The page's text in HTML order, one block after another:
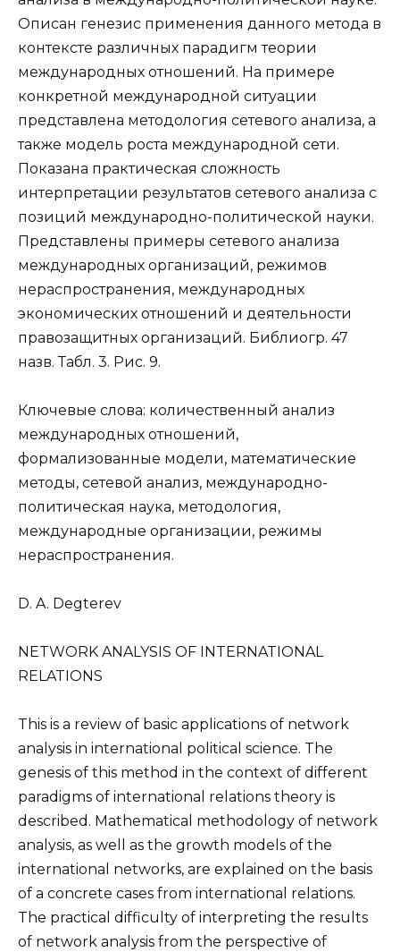
Описан генезис применения данного метода в
контексте различных парадигм теории
международных отношений. На примере
конкретной международной ситуации
представлена методология сетевого анализа, а
также модель роста международной сети.
Показана практическая сложность
интерпретации результатов сетевого анализа с
позиций международно-политической науки.
Представлены примеры сетевого анализа
международных организаций, режимов
нераспространения, международных
экономических отношений и деятельности
правозащитных организаций. Библиогр. 47
назв. Табл. 3. Рис. 9.
Ключевые слова: количественный анализ
международных отношений,
формализованные модели, математические
методы, сетевой анализ, международно-
политическая наука, методология,
международные организации, режимы
нераспространения.
D. A. Degterev
NETWORK ANALYSIS OF INTERNATIONAL
RELATIONS
This is a review of basic applications of network
analysis in international political science. The
genesis of this method in the context of different
paradigms of international relations theory is
described. Mathematical methodology of network
analysis, as well as the growth models of the
international networks, are explained on the basis
of a concrete cases from international relations.
The practical difficulty of interpreting the results
of network analysis from the perspective of